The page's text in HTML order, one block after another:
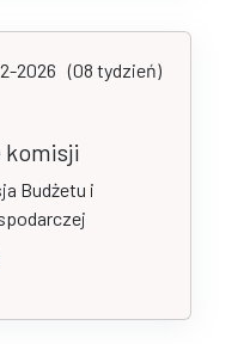
2026 (08 tydzień)
komisji
Budżetu i